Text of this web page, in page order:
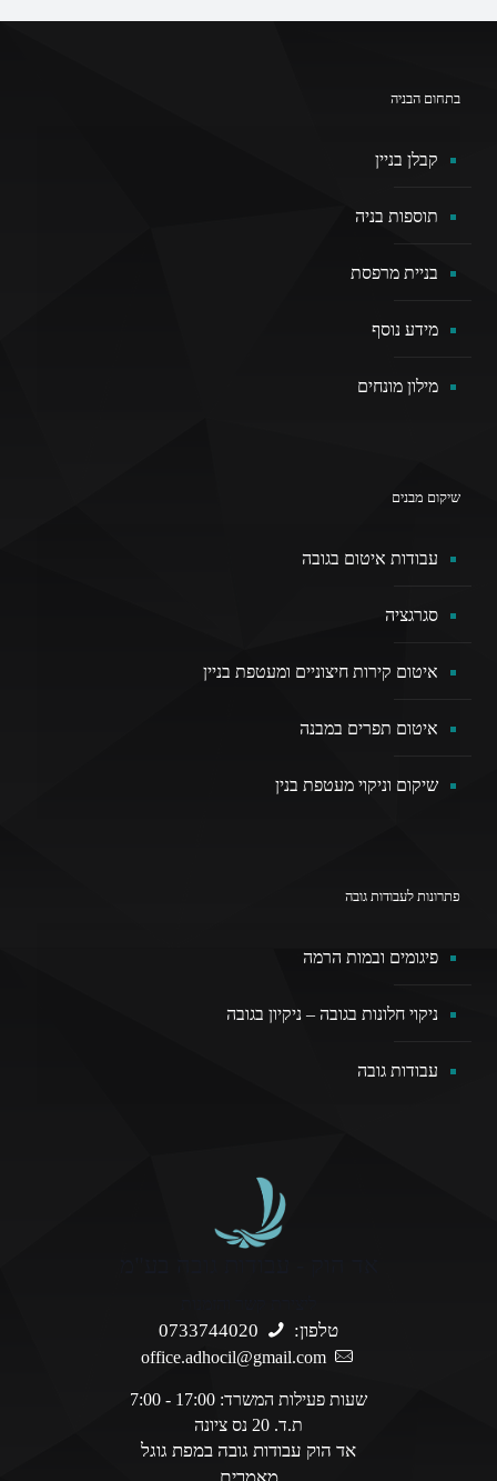
בתחום הבניה
קבלן בניין
תוספות בניה
בניית מרפסת
מידע נוסף
מילון מונחים
שיקום מבנים
עבודות איטום בגובה
סגרגציה
איטום קירות חיצוניים ומעטפת בניין
איטום תפרים במבנה
שיקום וניקוי מעטפת בנין
פתרונות לעבודות גובה
פיגומים ובמות הרמה
ניקוי חלונות בגובה – ניקיון בגובה
עבודות גובה
טלפון: 0733744020
office.adhocil@gmail.com
שעות פעילות המשרד: 17:00 - 7:00
ת.ד. 20 נס ציונה
אד הוק עבודות גובה במפת גוגל
מאמרים